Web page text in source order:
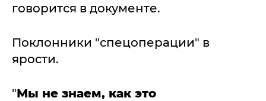
говорится в документе.
Поклонники "спецоперации" в
ярости.
"Мы не знаем, как это